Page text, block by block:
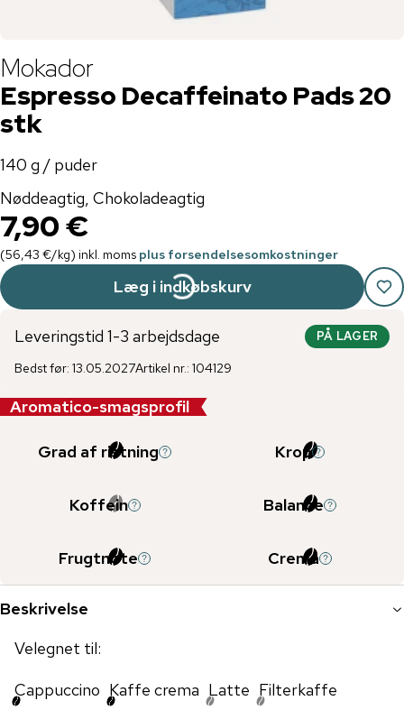
Mokador
Espresso Decaffeinato Pads 20
stk
140 g / puder
Nøddeagtig, Chokoladeagtig
7,90 €
(56,43 €/kg) inkl. moms plus forsendelsesomkostninger
Læg i indkøbskurv
Leveringstid 1-3 arbejdsdage PÅ LAGER
Bedst før: 13.05.2027Artikel nr.: 104129
Aromatico-smagsprofil
Grad af ristning Krop
Koffein Balance
Frugtnote Crema
Beskrivelse
Velegnet til:
Cappuccino Kaffe crema Latte Filterkaffe